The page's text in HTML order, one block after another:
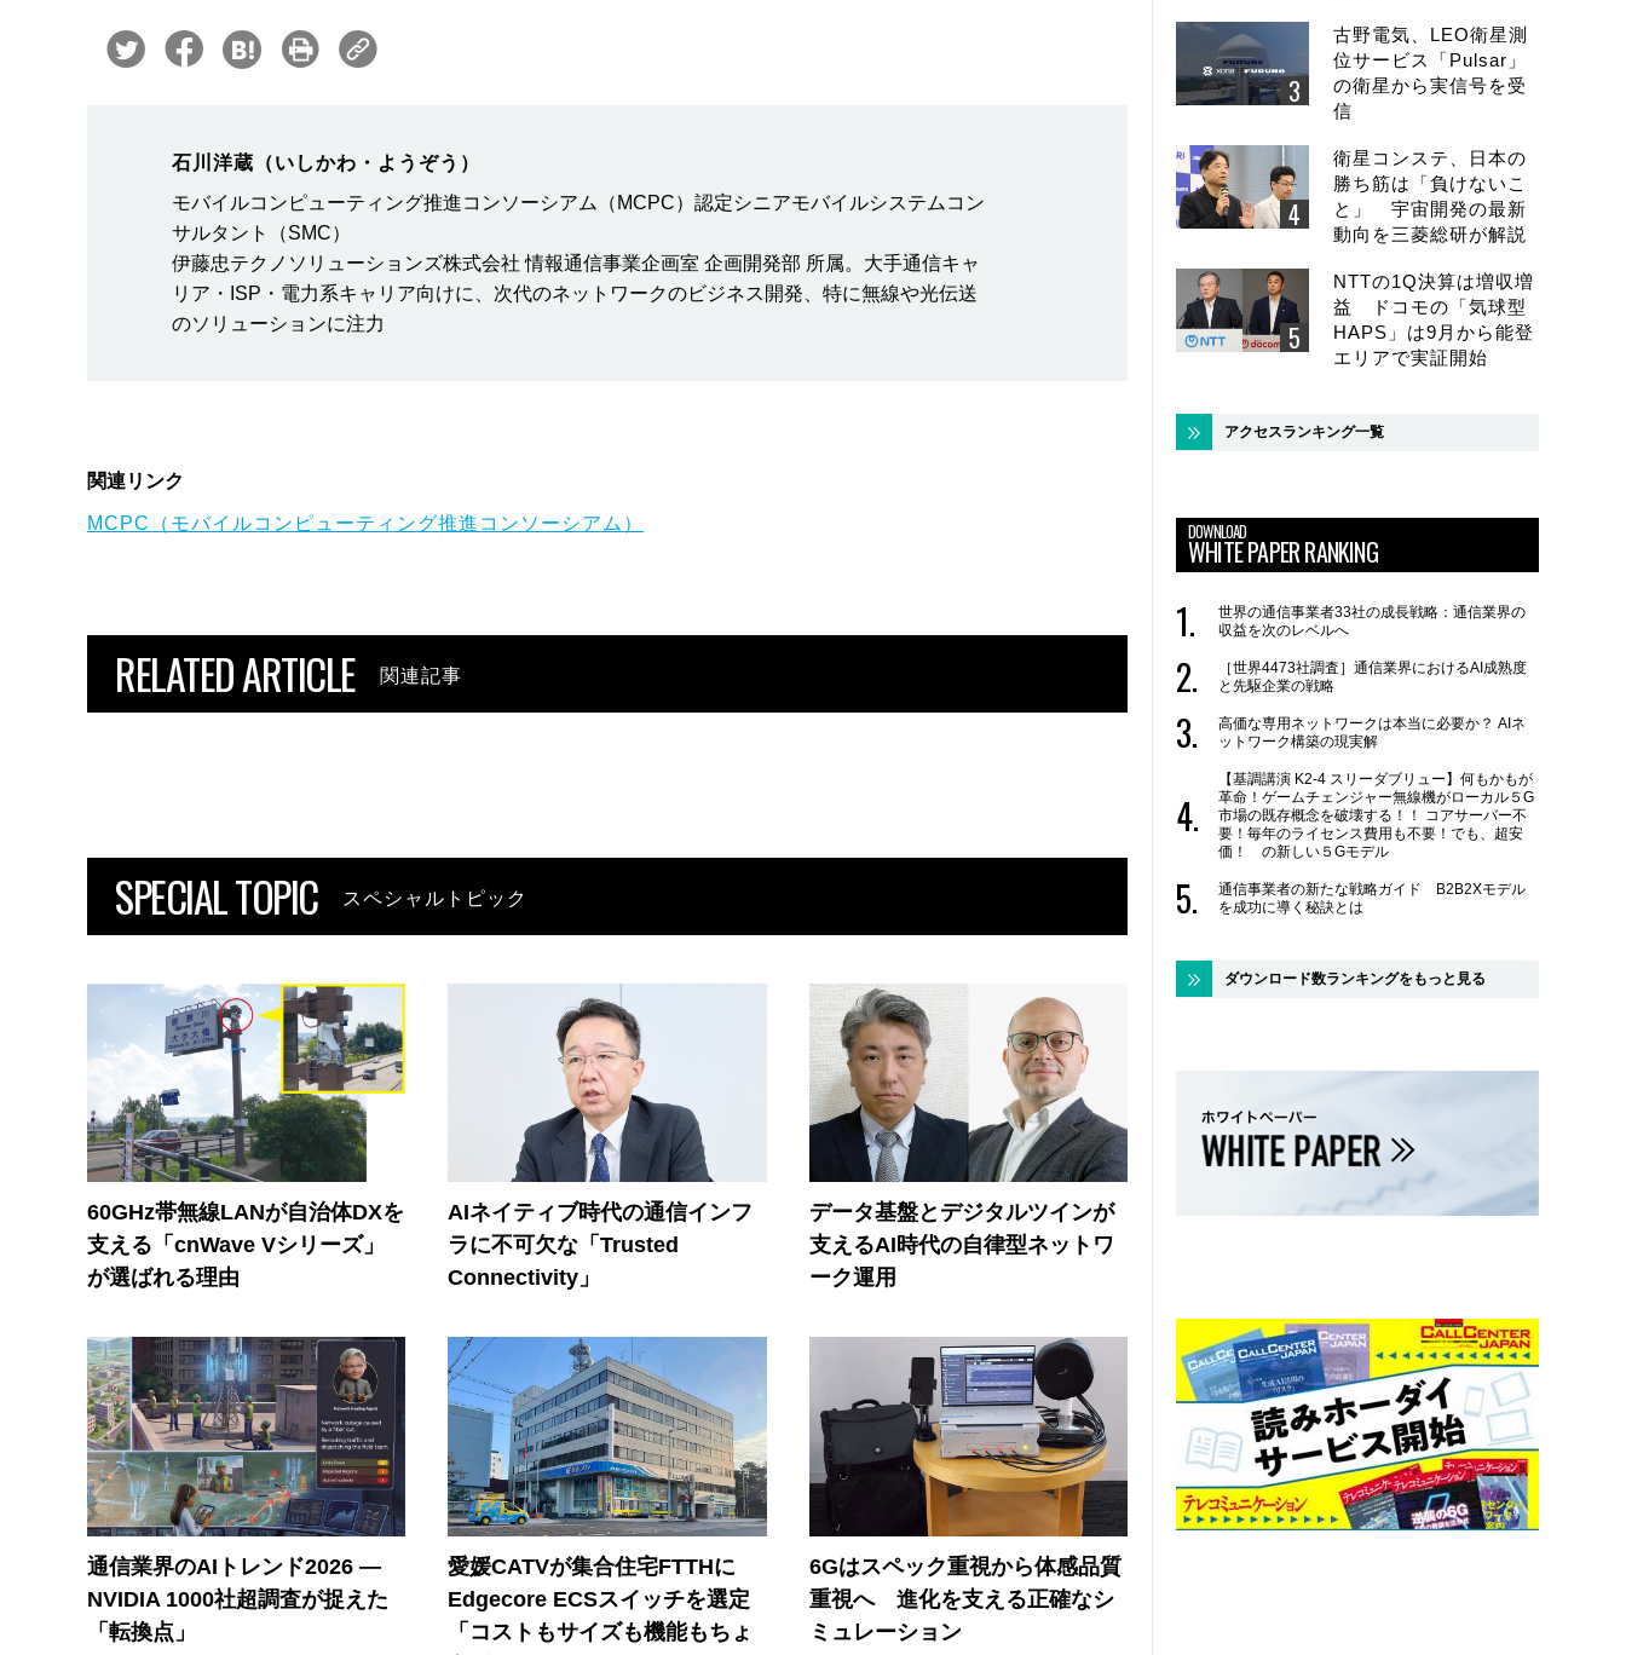
石川洋蔵（いしかわ・ようぞう）
モバイルコンピューティング推進コンソーシアム（MCPC）認定シニアモバイルシステムコン
サルタント（SMC）
伊藤忠テクノソリューションズ株式会社 情報通信事業企画室 企画開発部 所属。大手通信キャ
リア・ISP・電力系キャリア向けに、次代のネットワークのビジネス開発、特に無線や光伝送
のソリューションに注力
関連リンク
MCPC（モバイルコンピューティング推進コンソーシアム）
RELATED ARTICLE 関連記事
SPECIAL TOPIC スペシャルトピック
60GHz帯無線LANが自治体DXを
支える「cnWave Vシリーズ」
が選ばれる理由
AIネイティブ時代の通信インフ
ラに不可欠な「Trusted
Connectivity」
データ基盤とデジタルツインが
支えるAI時代の自律型ネットワ
ーク運用
通信業界のAIトレンド2026 ―
NVIDIA 1000社超調査が捉えた
「転換点」
愛媛CATVが集合住宅FTTHに
Edgecore ECSスイッチを選定
「コストもサイズも機能もちょ
6Gはスペック重視から体感品質
重視へ 進化を支える正確なシ
ミュレーション
古野電気、LEO衛星測
位サービス「Pulsar」
の衛星から実信号を受
信
衛星コンステ、日本の
勝ち筋は「負けないこ
と」 宇宙開発の最新
動向を三菱総研が解説
NTTの1Q決算は増収増
益 ドコモの「気球型
HAPS」は9月から能登
エリアで実証開始
アクセスランキング一覧
DOWNLOAD
WHITE PAPER RANKING
世界の通信事業者33社の成長戦略：通信業界の
収益を次のレベルへ
［世界4473社調査］通信業界におけるAI成熟度
と先駆企業の戦略
高価な専用ネットワークは本当に必要か？ AIネ
ットワーク構築の現実解
【基調講演 K2-4 スリーダブリュー】何もかもが
革命！ゲームチェンジャー無線機がローカル５G
市場の既存概念を破壊する！！ コアサーバー不
要！毎年のライセンス費用も不要！でも、超安
価！ の新しい５Gモデル
通信事業者の新たな戦略ガイド B2B2Xモデル
を成功に導く秘訣とは
ダウンロード数ランキングをもっと見る